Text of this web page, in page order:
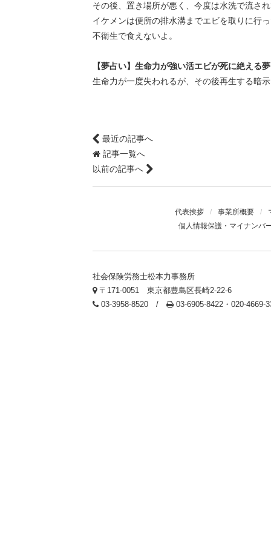
その後、置き場所が悪く、今度は水洗で流さ
イケメンは便所の排水溝までエビを取りに行
不衛生で食えないよ。
【夢占い】生命力が強い活エビが死に絶える夢
生命力が一度失われるが、その後再生する暗
最近の記事へ
記事一覧へ
以前の記事へ
代表挨拶 / 事業所概要 /
個人情報保護・マイナンバ
社会保険労務士松本力事務所
〒171-0051 東京都豊島区長崎2-22-6
03-3958-8520 /
03-6905-8422・020-4669-